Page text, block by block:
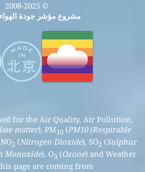
© 2008-2025
مشروع مؤشر جودة الهواء
for the Air Quality, Air Pollution,
matter), PM10(PM10 (Respirable
NO2 (Nitrogen Dioxide), SO2 (Sulphur
Monoxide), O3 (Ozone ) and Weather
page are coming from: